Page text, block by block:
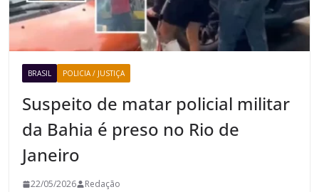
BRASIL POLICIA / JUSTIÇA
Suspeito de matar policial militar
da Bahia é preso no Rio de
Janeiro
22/05/2026 Redação